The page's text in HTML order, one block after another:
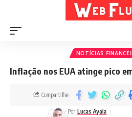
NOTÍCIAS
Inflação nos EUA atinge pico
Por Lucas Ayala
Compartilhe